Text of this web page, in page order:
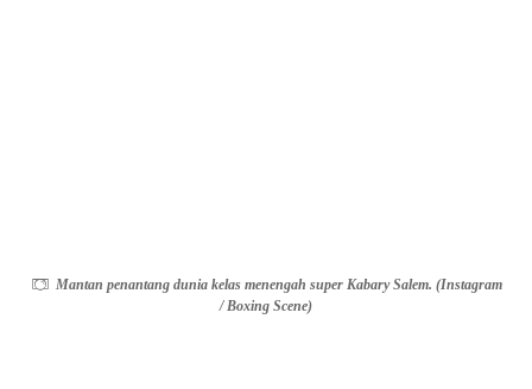
Mantan penantang dunia kelas menengah super Kabary Salem.
(Instagram / Boxing Scene)